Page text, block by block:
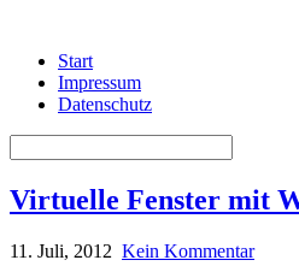
Start
Impressum
Datenschutz
Virtuelle Fenster mit
11. Juli, 2012 Kein Kommentar